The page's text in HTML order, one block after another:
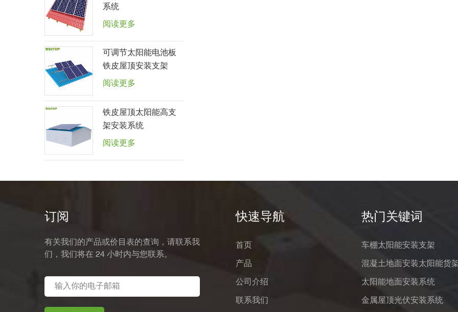
系统
阅读更多
可调节太阳能电池板
铁皮屋顶安装支架
阅读更多
铁皮屋顶太阳能高支
架安装系统
阅读更多
订阅
有关我们的产品或价目表的查询，请联系我
们，我们将在 24 小时内与您联系。
快速导航
首页
产品
公司介绍
联系我们
热门关键词
车棚太阳能安装支架
混凝土地面安装太阳能货
太阳能地面安装系统
金属屋顶光伏安装系统